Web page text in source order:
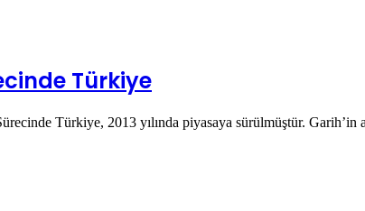
Türkiye
Türkiye, 2013 yılında piyasaya sürülmüştür.